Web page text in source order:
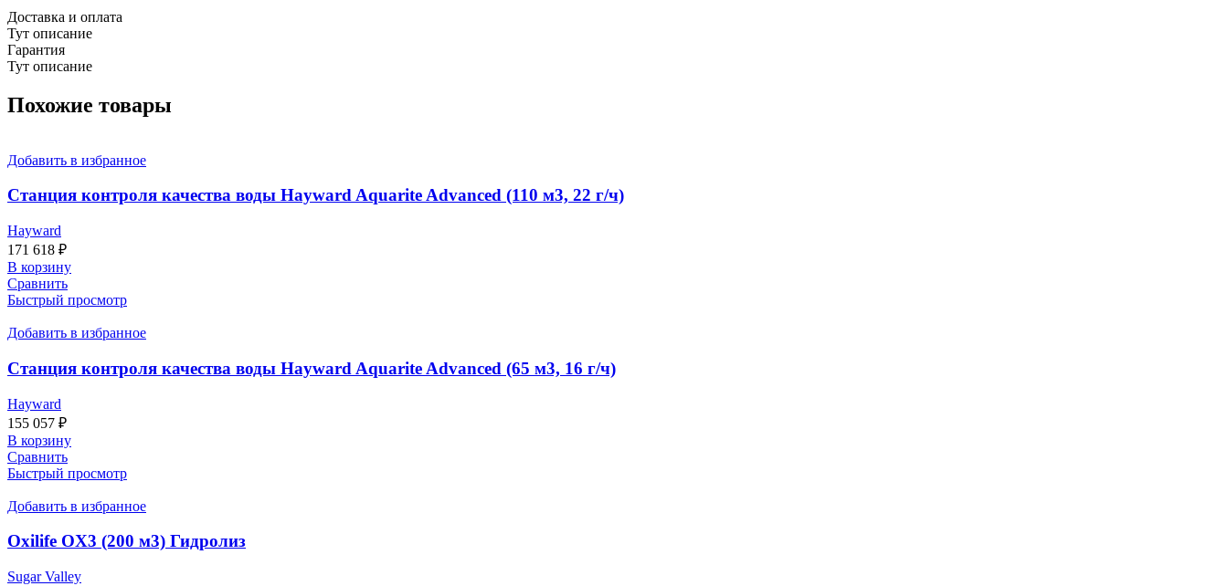
Доставка и оплата
Тут описание
Гарантия
Тут описание
Похожие товары
Добавить в избранное
Станция контроля качества воды Hayward Aquarite Advanced (110 м3, 22 г/ч)
Hayward
171 618 ₽
В корзину
Сравнить
Быстрый просмотр
Добавить в избранное
Станция контроля качества воды Hayward Aquarite Advanced (65 м3, 16 г/ч)
Hayward
155 057 ₽
В корзину
Сравнить
Быстрый просмотр
Добавить в избранное
Oxilife OX3 (200 м3) Гидролиз
Sugar Valley